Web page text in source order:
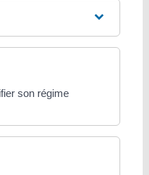
son régime